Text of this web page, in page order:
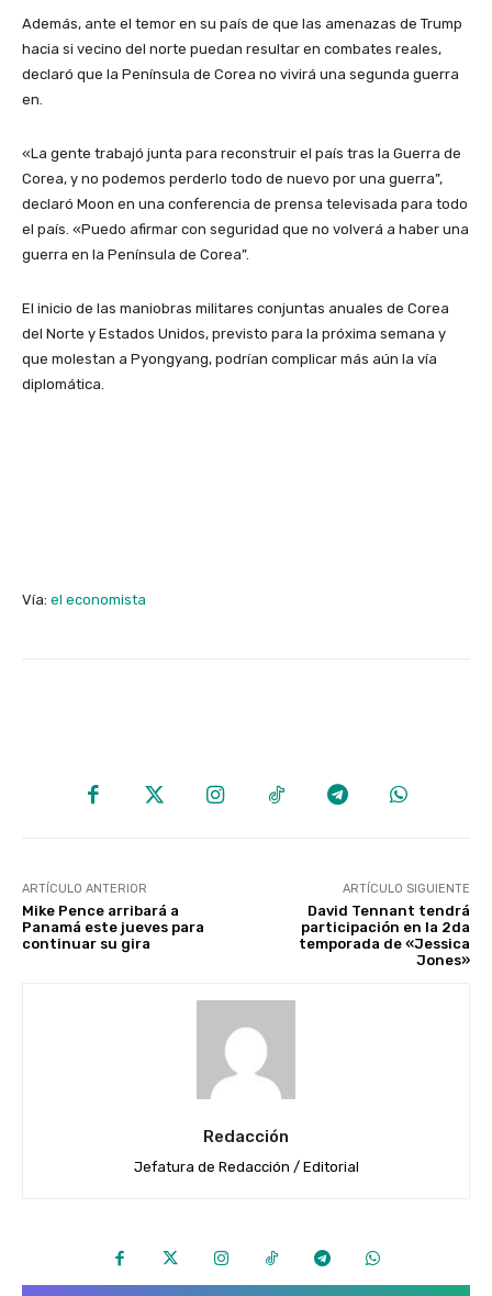
Además, ante el temor en su país de que las amenazas de Trump
hacia si vecino del norte puedan resultar en combates reales,
declaró que la Península de Corea no vivirá una segunda guerra
en.
«La gente trabajó junta para reconstruir el país tras la Guerra de
Corea, y no podemos perderlo todo de nuevo por una guerra”,
declaró Moon en una conferencia de prensa televisada para todo
el país. «Puedo afirmar con seguridad que no volverá a haber una
guerra en la Península de Corea”.
El inicio de las maniobras militares conjuntas anuales de Corea
del Norte y Estados Unidos, previsto para la próxima semana y
que molestan a Pyongyang, podrían complicar más aún la vía
diplomática.
Vía: el economista
ARTÍCULO ANTERIOR
Mike Pence arribará a
Panamá este jueves para
continuar su gira
ARTÍCULO SIGUIENTE
David Tennant tendrá
participación en la 2da
temporada de «Jessica
Jones»
Redacción
Jefatura de Redacción / Editorial